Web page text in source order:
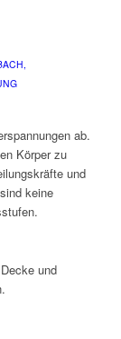
ab.
Körper zu
und
keine
und